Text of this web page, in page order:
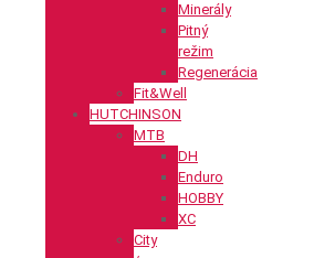
Minerály
Pitný
režim
Regenerácia
Fit&Well
HUTCHINSON
MTB
DH
Enduro
HOBBY
XC
City